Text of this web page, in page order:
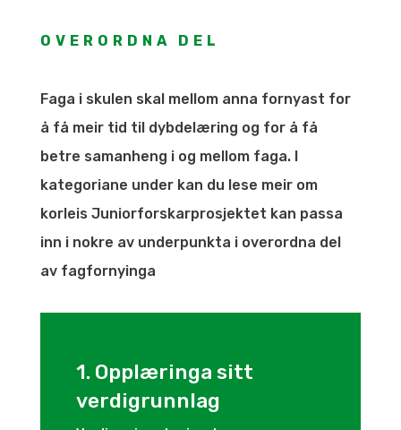
OVERORDNA DEL
Faga i skulen skal mellom anna fornyast for
å få meir tid til dybdelæring og for å få
betre samanheng i og mellom faga. I
kategoriane under kan du lese meir om
korleis Juniorforskarprosjektet kan passa
inn i nokre av underpunkta i overordna del
av fagfornyinga
1. Opplæringa sitt
verdigrunnlag